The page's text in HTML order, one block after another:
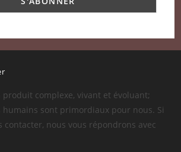
complexe, vivant et évoluant;
sont primordiaux pour nous. Si
contacter, nous vous répondrons avec